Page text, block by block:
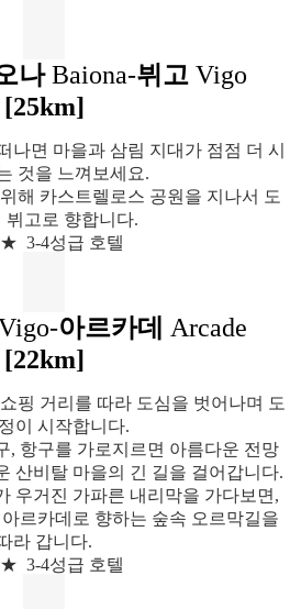
나Baiona-뷔고Vigo
[25km]
나면 마을과 삼림 지대가 점점 더 시
것을 느껴보세요.
해 카스트렐로스 공원을 지나서 도
뷔고로 향합니다.
3-4성급 호텔
아르카데 Arcade
[22km]
핑 거리를 따라 도심을 벗어나며 도
이 시작합니다.
, 항구를 가로지르면 아름다운 전망
산비탈 마을의 긴 길을 걸어갑니다.
우거진 가파른 내리막을 가다보면,
르카데로 향하는 숲속 오르막길을
라 갑니다.
3-4성급 호텔